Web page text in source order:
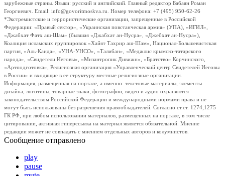
зарубежные страны. Языки: русский и английский. Главный редактор Бабаян Роман
Георгиевич. Email: info@govoritmoskva.ru. Номер телефона: +7 (495) 950-62-26
*Экстремистские и террористические организации, запрещенные в Российской
Федерации: «Правый сектор», «Украинская повстанческая армия» (УПА), «ИГИЛ»,
«Джабхат Фатх аш-Шам» (бывшая «Джабхат ан-Нусра», «Джебхат ан-Нусра»),
Коалиция исламских группировок «Хайят Тахрир аш-Шам», Национал-Большевистская
партия, «Аль-Каида», «УНА-УНСО», «Талибан», «Меджлис крымско-татарского
народа», «Свидетели Иеговы», «Мизантропик Дивижн», «Братство» Корчинского,
«Артподготовка», Религиозная организация «Управленческий центр Свидетелей Иеговы
в России» и входящие в ее структуру местные религиозные организации.
Информация, размещенная на портале, а именно: текстовые материалы, элементы
дизайна, логотипы, товарные знаки, фотографии, видео и аудио охраняются
законодательством Российской Федерации и международными нормами права и не
могут быть использованы без разрешения правообладателей. Согласно ст.ст. 1274,1275
ГК РФ, при любом использовании материалов, размещенных на портале, в том числе
цитировании, активная гиперссылка на материал является обязательной. Мнение
редакции может не совпадать с мнением отдельных авторов и колумнистов.
Сообщение отправлено
play
pause